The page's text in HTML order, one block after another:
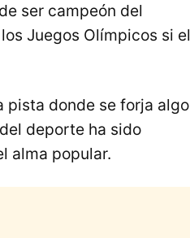
ser campeón del
Juegos Olímpicos si el
pista donde se forja algo
deporte ha sido
alma popular.